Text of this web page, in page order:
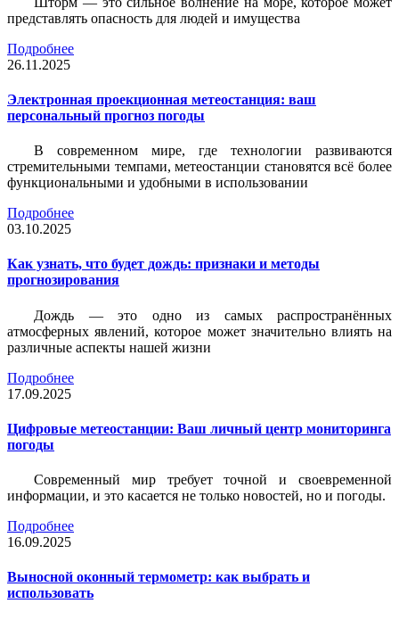
представлять опасность для людей и имущества
Подробнее
26.11.2025
Электронная проекционная метеостанция: ваш
персональный прогноз погоды
В современном мире, где технологии развиваются
стремительными темпами, метеостанции становятся всё более
функциональными и удобными в использовании
Подробнее
03.10.2025
Как узнать, что будет дождь: признаки и методы
прогнозирования
Дождь — это одно из самых распространённых
атмосферных явлений, которое может значительно влиять на
различные аспекты нашей жизни
Подробнее
17.09.2025
Цифровые метеостанции: Ваш личный центр мониторинга
погоды
Современный мир требует точной и своевременной
информации, и это касается не только новостей, но и погоды.
Подробнее
16.09.2025
Выносной оконный термометр: как выбрать и
использовать